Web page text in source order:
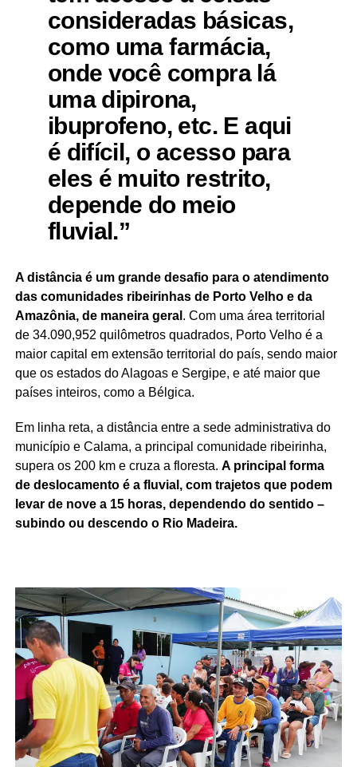
consideradas básicas,
como uma farmácia,
onde você compra lá
uma dipirona,
ibuprofeno, etc. E aqui
é difícil, o acesso para
eles é muito restrito,
depende do meio
fluvial.”
A distância é um grande desafio para o atendimento
das comunidades ribeirinhas de Porto Velho e da
Amazônia, de maneira geral . Com uma área territorial
de 34.090,952 quilômetros quadrados, Porto Velho é a
maior capital em extensão territorial do país, sendo maior
que os estados do Alagoas e Sergipe, e até maior que
países inteiros, como a Bélgica.
Em linha reta, a distância entre a sede administrativa do
município e Calama, a principal comunidade ribeirinha,
supera os 200 km e cruza a floresta. A principal forma
de deslocamento é a fluvial, com trajetos que podem
levar de nove a 15 horas, dependendo do sentido –
subindo ou descendo o Rio Madeira.